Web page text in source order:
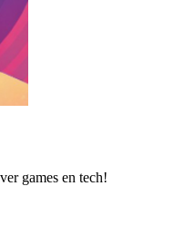
games en tech!